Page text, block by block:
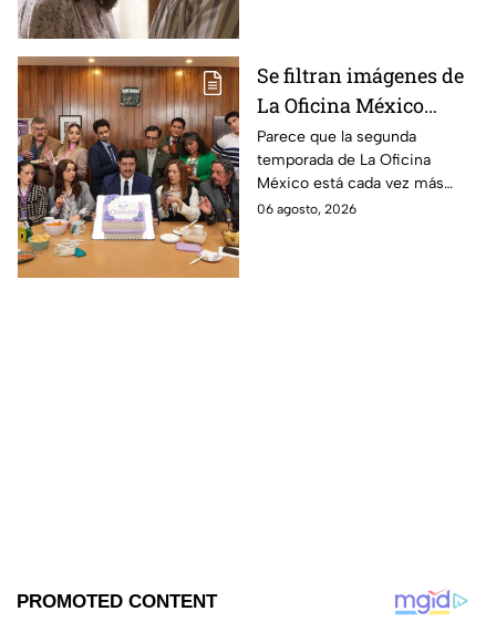
Se filtran imágenes de
La Oficina México
temporada 2 y un
detalle desata teorías
entre los fans
Parece que la segunda
temporada de La Oficina
México está cada vez más
cerca, pues el elenco ya se
06 agosto, 2026